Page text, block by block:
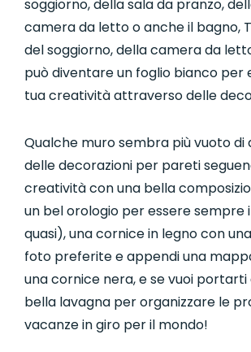
soggiorno, della sala da pranzo,
camera da letto o anche il bagno,
del soggiorno, della camera da
può diventare un foglio bianco per
tua creatività attraverso delle
Qualche muro sembra più vuoto di
delle decorazioni per pareti
creatività con una bella
un bel orologio per essere sempre
quasi), una cornice in legno con
foto preferite e appendi una
una cornice nera, e se vuoi portarti
bella lavagna per organizzare le
vacanze in giro per il mondo!